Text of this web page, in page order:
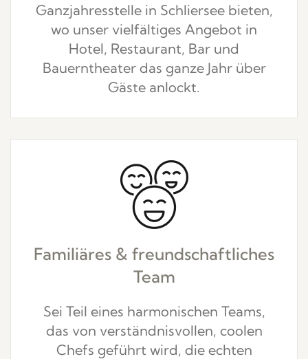
Ganzjahresstelle in Schliersee bieten,
wo unser vielfältiges Angebot in
Hotel, Restaurant, Bar und
Bauerntheater das ganze Jahr über
Gäste anlockt.
Familiäres & freundschaftliches
Team
Sei Teil eines harmonischen Teams,
das von verständnisvollen, coolen
Chefs geführt wird, die echten